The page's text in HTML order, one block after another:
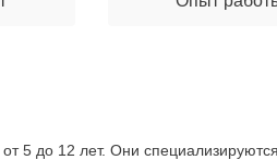
5 до 12 лет. Они